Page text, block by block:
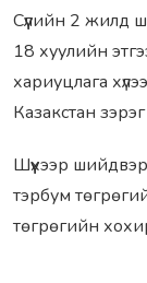
Сүүлийн 2 жилд
18 хуулийн
хариуцлага
Казакстан
Шүүхээр
тэрбум
төгрөгийн